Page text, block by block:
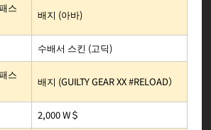
스
배지 (아바)
수배서 스킨 (고딕)
스
배지 (GUILTY GEAR XX #RELOAD）
2,000 W＄